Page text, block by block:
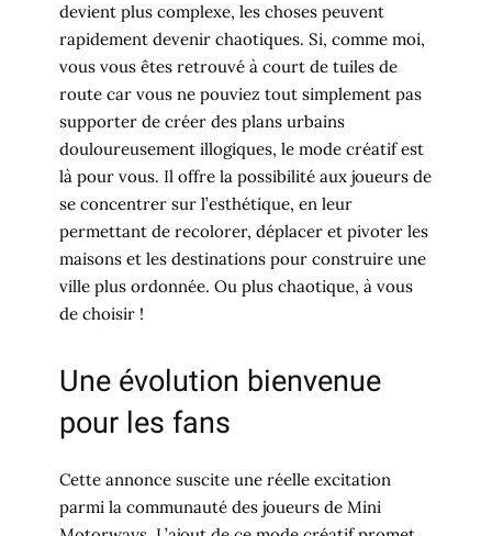
devient plus complexe, les choses peuvent
rapidement devenir chaotiques. Si, comme moi,
vous vous êtes retrouvé à court de tuiles de
route car vous ne pouviez tout simplement pas
supporter de créer des plans urbains
douloureusement illogiques, le mode créatif est
là pour vous. Il offre la possibilité aux joueurs de
se concentrer sur l’esthétique, en leur
permettant de recolorer, déplacer et pivoter les
maisons et les destinations pour construire une
ville plus ordonnée. Ou plus chaotique, à vous
de choisir !
Une évolution bienvenue
pour les fans
Cette annonce suscite une réelle excitation
parmi la communauté des joueurs de Mini